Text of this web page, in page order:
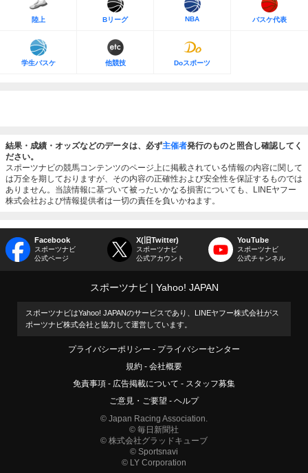
陸上 Bリーグ NBA バスケ代表
学生バスケ 他競技 Doスポーツ
結果・成績・オッズなどのデータは、必ず主催者発行のものと照合し確認してく
ださい。
スポーツナビの競馬コンテンツのページ上に掲載されている情報の内容に関して
は万全を期しておりますが、その内容の正確性および安全性を保証するものでは
ありません。当該情報に基づいて被ったいかなる損害についても、LINEヤフー
株式会社および情報提供者は一切の責任を負いかねます。
Facebook
スポーツナビ
公式ページ
X(旧Twitter)
スポーツナビ
公式アカウント
YouTube
スポーツナビ
公式チャンネル
スポーツナビ Yahoo! JAPAN
スポーツナビはYahoo! JAPANのサービスであり、LINEヤフー株式会社がス
ポーツナビ株式会社と協力して運営しています。
プライバシーポリシー
プライバシーセンター
規約
会社概要
免責事項
広告掲載について
スタッフ募集
ご意見・ご要望
ヘルプ
© Japan Racing Association.
© 毎日新聞社
© 株式会社グラッドキューブ
© Sportsnavi
© LY Corporation